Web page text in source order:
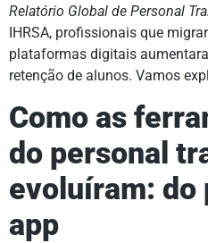
Relatório Global de Personal
IHRSA, profissionais que
plataformas digitais
retenção de alunos. Vamos
Como as
do personal
evoluíram: do
app